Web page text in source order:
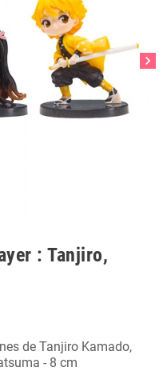
chevron_right
: Tanjiro,
de Tanjiro Kamado,
- 8 cm